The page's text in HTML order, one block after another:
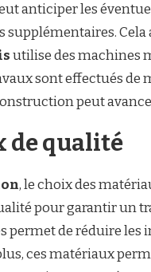
anticiper les
Cela
utilise des machines
sont effectués de
peut
de qualité
, le choix des
pour garantir un
permet de réduire les
ces matériaux